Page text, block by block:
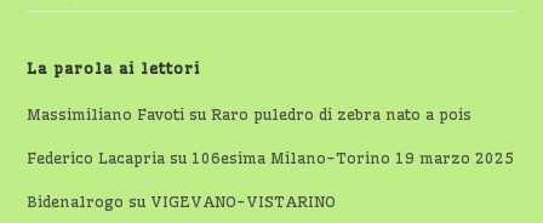
La parola ai lettori
Massimiliano Favoti suRaro puledro di zebra nato a pois
Federico Lacapria su 106esima Milano-Torino 19 marzo 2025
Bidenalrogo su VIGEVANO-VISTARINO